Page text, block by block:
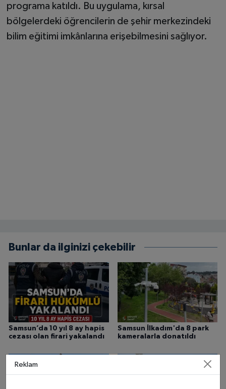
programa katıldı. Bu uygulama, kırsal
bölgelerdeki öğrencilerin de şehir merkezindeki
bilim eğitimi imkânlarına erişebilmesini sağlıyor.
Bunlar da ilginizi çekebilir
Samsun’da 10 yıl 8 ay hapis
cezası olan firari yakalandı
Samsun İlkadım'da 8 park
kameralarla donatıldı
Reklam